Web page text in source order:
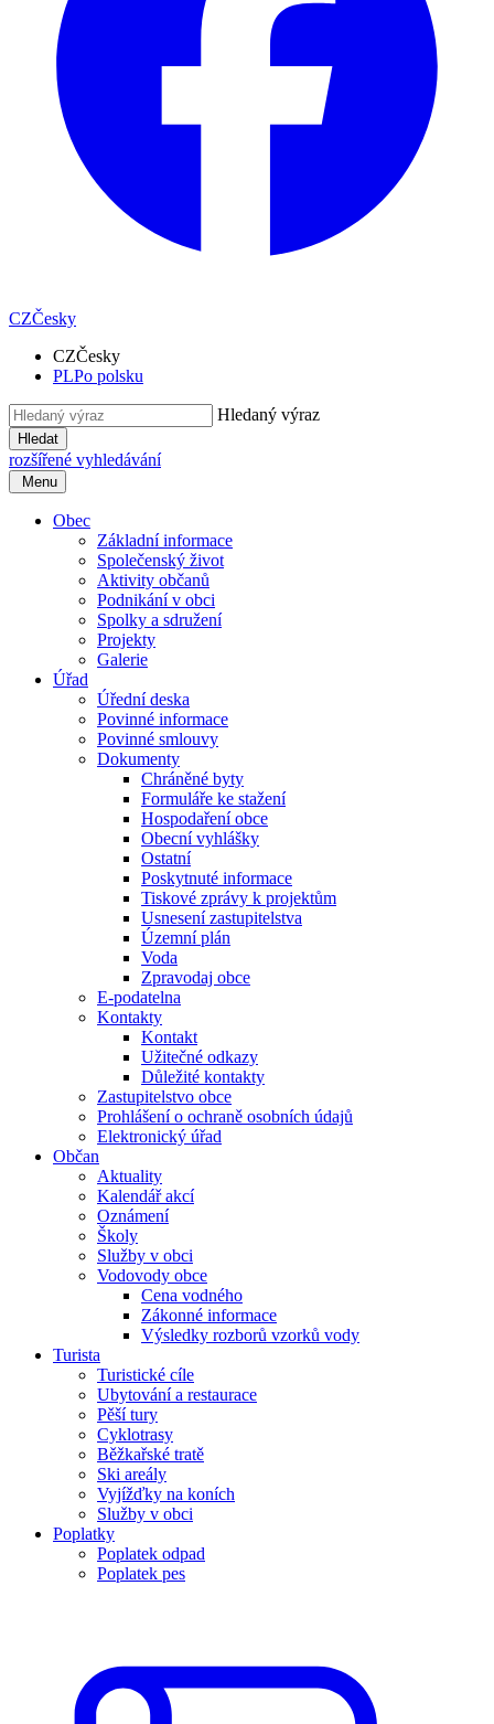
CZČesky
CZČesky
PLPo polsku
Hledaný výraz
Hledat
rozšířené vyhledávání
Menu
Obec
Základní informace
Společenský život
Aktivity občanů
Podnikání v obci
Spolky a sdružení
Projekty
Galerie
Úřad
Úřední deska
Povinné informace
Povinné smlouvy
Dokumenty
Chráněné byty
Formuláře ke stažení
Hospodaření obce
Obecní vyhlášky
Ostatní
Poskytnuté informace
Tiskové zprávy k projektům
Usnesení zastupitelstva
Územní plán
Voda
Zpravodaj obce
E-podatelna
Kontakty
Kontakt
Užitečné odkazy
Důležité kontakty
Zastupitelstvo obce
Prohlášení o ochraně osobních údajů
Elektronický úřad
Občan
Aktuality
Kalendář akcí
Oznámení
Školy
Služby v obci
Vodovody obce
Cena vodného
Zákonné informace
Výsledky rozborů vzorků vody
Turista
Turistické cíle
Ubytování a restaurace
Pěší tury
Cyklotrasy
Běžkařské tratě
Ski areály
Vyjížďky na koních
Služby v obci
Poplatky
Poplatek odpad
Poplatek pes